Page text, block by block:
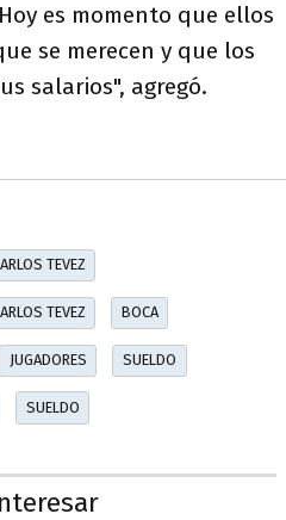
es momento que ellos
se merecen y que los
salarios", agregó.
TEVEZ
TEVEZ BOCA
JUGADORES SUELDO
SUELDO